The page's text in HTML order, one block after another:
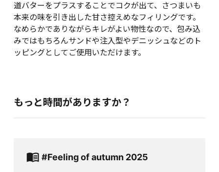
道バターをプラスすることでコクが出て、さつまいも
本来の味を引き出した甘さ控えめなフィリングです。
なめらかでありながらキレがよい物性なので、包み込
みではもちろんサンドや注入型やデニッシュなどのト
ッピングとしてご使用いただけます。
もっと時間がありますか？
#Feeling of autumn 2025